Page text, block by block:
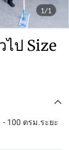
1/1
ไป Size
100 ตรม.ระยะ